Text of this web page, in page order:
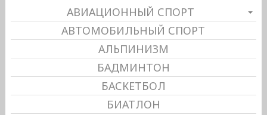
АВИАЦИОННЫЙ СПОРТ
АВТОМОБИЛЬНЫЙ СПОРТ
АЛЬПИНИЗМ
БАДМИНТОН
БАСКЕТБОЛ
БИАТЛОН